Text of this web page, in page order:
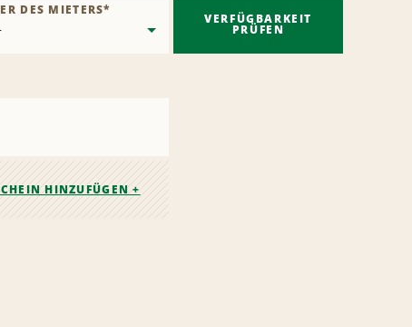
DES MIETERS*
HINZUFÜGEN +
VERFÜGBARKEIT
PRÜFEN